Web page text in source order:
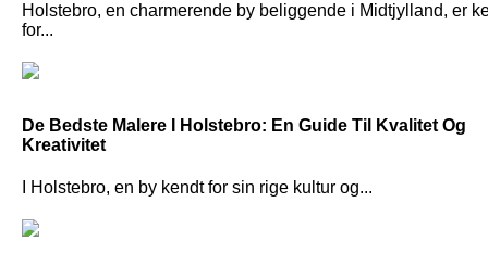
Holstebro, en charmerende by beliggende i Midtjylland, er
for...
De Bedste Malere I Holstebro: En Guide Til Kvalitet Og
Kreativitet
I Holstebro, en by kendt for sin rige kultur og...